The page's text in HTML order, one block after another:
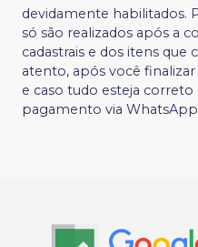
devidamente habilitados.
só são realizados após a
cadastrais e dos itens que
atento, após você
e caso tudo esteja
pagamento via